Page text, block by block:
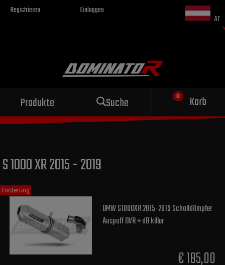
Registrieren Einloggen
AT
Produkte Suche Korb
Sportauspuff
für dein Motorrad
S 1000 XR 2015 - 2019
BMW S1000XR 2015-2019 Schalldämpfer
Auspuff OVR + dB killer
€ 185,00
Förderung